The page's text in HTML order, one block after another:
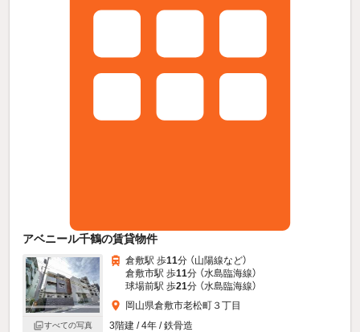
アベニール千鶴の賃貸物件
すべての写真
倉敷駅 歩11分 （山陽線など）
倉敷市駅 歩11分 （水島臨海線）
球場前駅 歩21分 （水島臨海線）
岡山県倉敷市老松町３丁目
3階建 / 4年 / 鉄骨造